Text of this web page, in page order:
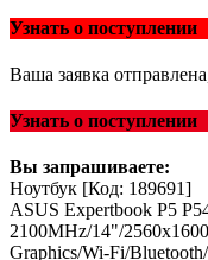
Узнать о поступлении
Ваша заявка
Узнать о поступлении
Вы запрашиваете:
Ноутбук [Код: 189691]
ASUS Expertbook P5
2100MHz/14"/
Graphics/Wi-Fi/